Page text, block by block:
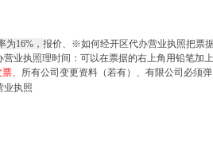
16%， 报价、※如何经开区代办营业执照把票
营业执照理时间：可以在票据的右上角用铅笔加上
、 所有公司变更资料（若有）、有限公司必须弹
业执照